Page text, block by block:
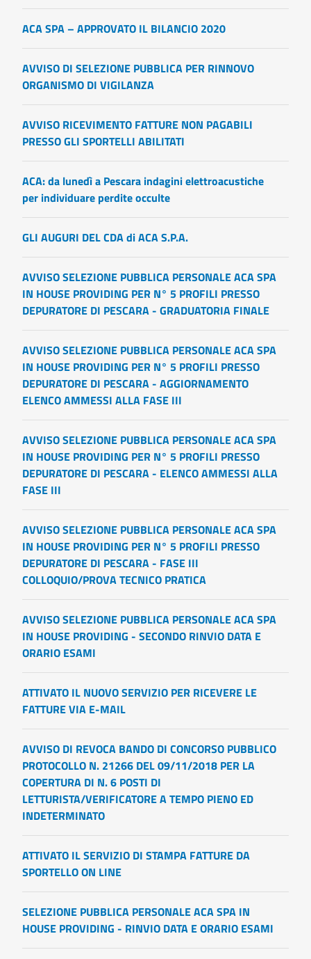
ACA SPA – APPROVATO IL BILANCIO 2020
AVVISO DI SELEZIONE PUBBLICA PER RINNOVO
ORGANISMO DI VIGILANZA
AVVISO RICEVIMENTO FATTURE NON PAGABILI
PRESSO GLI SPORTELLI ABILITATI
ACA: da lunedì a Pescara indagini elettroacustiche
per individuare perdite occulte
GLI AUGURI DEL CDA di ACA S.P.A.
AVVISO SELEZIONE PUBBLICA PERSONALE ACA SPA
IN HOUSE PROVIDING PER N° 5 PROFILI PRESSO
DEPURATORE DI PESCARA - GRADUATORIA FINALE
AVVISO SELEZIONE PUBBLICA PERSONALE ACA SPA
IN HOUSE PROVIDING PER N° 5 PROFILI PRESSO
DEPURATORE DI PESCARA - AGGIORNAMENTO
ELENCO AMMESSI ALLA FASE III
AVVISO SELEZIONE PUBBLICA PERSONALE ACA SPA
IN HOUSE PROVIDING PER N° 5 PROFILI PRESSO
DEPURATORE DI PESCARA - ELENCO AMMESSI ALLA
FASE III
AVVISO SELEZIONE PUBBLICA PERSONALE ACA SPA
IN HOUSE PROVIDING PER N° 5 PROFILI PRESSO
DEPURATORE DI PESCARA - FASE III
COLLOQUIO/PROVA TECNICO PRATICA
AVVISO SELEZIONE PUBBLICA PERSONALE ACA SPA
IN HOUSE PROVIDING - SECONDO RINVIO DATA E
ORARIO ESAMI
ATTIVATO IL NUOVO SERVIZIO PER RICEVERE LE
FATTURE VIA E-MAIL
AVVISO DI REVOCA BANDO DI CONCORSO PUBBLICO
PROTOCOLLO N. 21266 DEL 09/11/2018 PER LA
COPERTURA DI N. 6 POSTI DI
LETTURISTA/VERIFICATORE A TEMPO PIENO ED
INDETERMINATO
ATTIVATO IL SERVIZIO DI STAMPA FATTURE DA
SPORTELLO ON LINE
SELEZIONE PUBBLICA PERSONALE ACA SPA IN
HOUSE PROVIDING - RINVIO DATA E ORARIO ESAMI